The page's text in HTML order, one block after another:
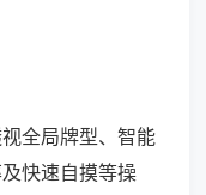
全局牌型、智能
快速自摸等操